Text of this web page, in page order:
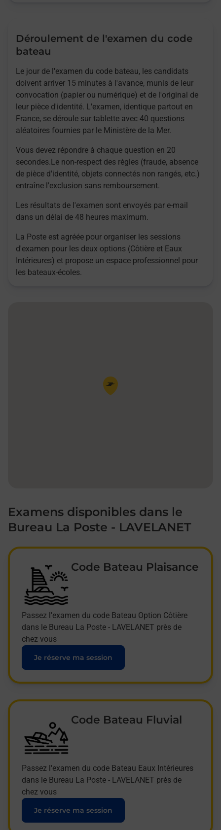
Déroulement de l'examen du code
bateau
Le jour de l'examen du code bateau, les candidats
doivent arriver 15 minutes à l'avance, munis de leur
convocation (papier ou numérique) et de l'original de
leur pièce d'identité. L'examen, identique partout en
France, se déroule sur tablette avec 40 questions
aléatoires fournies par le Ministère de la Mer.
Vous devez répondre à chaque question en 20
secondes.Le non-respect des règles (fraude, absence
de pièce d'identité, objets connectés non rangés, etc.)
entraîne l'exclusion sans remboursement.
Les résultats de l'examen sont envoyés par e-mail
dans un délai de 48 heures maximum.
La Poste est agréée pour organiser les sessions
d'examen pour les deux options (Côtière et Eaux
Intérieures) et propose un espace professionnel pour
les bateaux-écoles.
Pin de la carte
Examens disponibles dans le
Bureau La Poste - LAVELANET
Code Bateau Plaisance
Passez l'examen du code Bateau Option Côtière
dans le Bureau La Poste - LAVELANET près de
chez vous
Je réserve ma session
Code Bateau Fluvial
Passez l'examen du code Bateau Eaux Intérieures
dans le Bureau La Poste - LAVELANET près de
chez vous
Je réserve ma session